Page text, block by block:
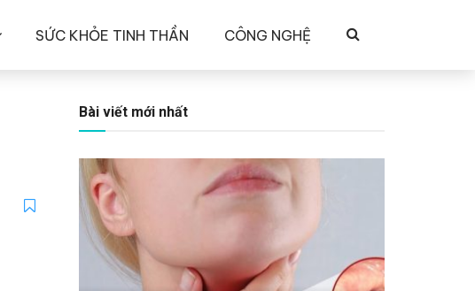
SỨC KHỎE TINH THẦN CÔNG NGHỆ
Bài viết mới nhất